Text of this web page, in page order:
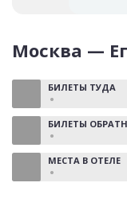
Москва —
БИЛЕТЫ ТУДА
БИЛЕТЫ
МЕСТА В ОТЕЛЕ